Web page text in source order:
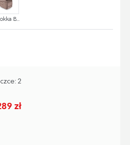
B...
zł
2